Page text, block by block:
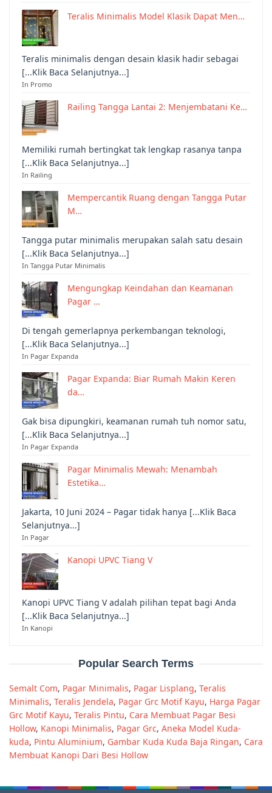
Teralis Minimalis Model Klasik Dapat Men…
Teralis minimalis dengan desain klasik hadir sebagai
[...Klik Baca Selanjutnya...]
In Promo
Railing Tangga Lantai 2: Menjembatani Ke…
Memiliki rumah bertingkat tak lengkap rasanya tanpa
[...Klik Baca Selanjutnya...]
In Railing
Mempercantik Ruang dengan Tangga Putar
M…
Tangga putar minimalis merupakan salah satu desain
[...Klik Baca Selanjutnya...]
In Tangga Putar Minimalis
Mengungkap Keindahan dan Keamanan
Pagar …
Di tengah gemerlapnya perkembangan teknologi,
[...Klik Baca Selanjutnya...]
In Pagar Expanda
Pagar Expanda: Biar Rumah Makin Keren
da…
Gak bisa dipungkiri, keamanan rumah tuh nomor satu,
[...Klik Baca Selanjutnya...]
In Pagar Expanda
Pagar Minimalis Mewah: Menambah
Estetika…
Jakarta, 10 Juni 2024 – Pagar tidak hanya [...Klik Baca
Selanjutnya...]
In Pagar
Kanopi UPVC Tiang V
Kanopi UPVC Tiang V adalah pilihan tepat bagi Anda
[...Klik Baca Selanjutnya...]
In Kanopi
Popular Search Terms
Semalt Com, Pagar Minimalis, Pagar Lisplang, Teralis
Minimalis, Teralis Jendela, Pagar Grc Motif Kayu, Harga Pagar
Grc Motif Kayu, Teralis Pintu, Cara Membuat Pagar Besi
Hollow, Kanopi Minimalis, Pagar Grc, Aneka Model Kuda-
kuda, Pintu Aluminium, Gambar Kuda Kuda Baja Ringan, Cara
Membuat Kanopi Dari Besi Hollow